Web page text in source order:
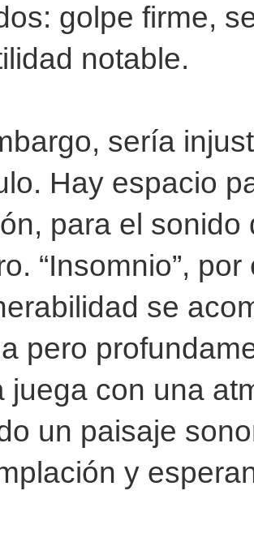
golpe firme,
notable.
sería
Hay espacio
para el
“Insomnio”,
se
pero
juega con una
un paisaje
y